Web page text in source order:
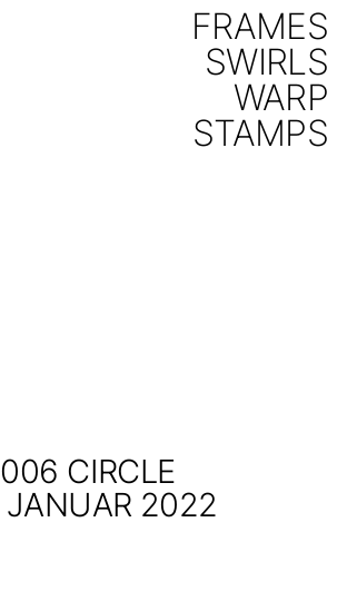
006 CIRCLE
JANUAR 2022
FRAMES
SWIRLS
WARP
STAMPS